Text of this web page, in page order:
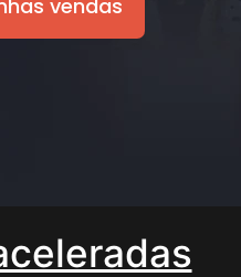
vendas